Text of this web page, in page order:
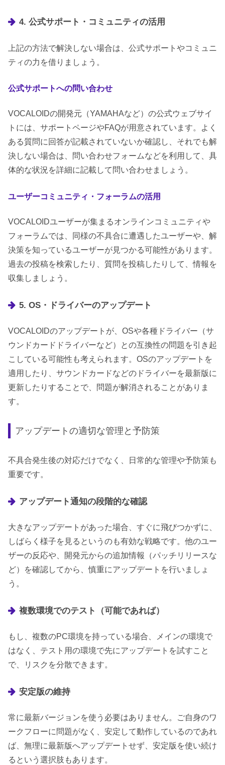
4. 公式サポート・コミュニティの活用
上記の方法で解決しない場合は、公式サポートやコミュニ
ティの力を借りましょう。
公式サポートへの問い合わせ
VOCALOIDの開発元（YAMAHAなど）の公式ウェブサイ
トには、サポートページやFAQが用意されています。よく
ある質問に回答が記載されていないか確認し、それでも解
決しない場合は、問い合わせフォームなどを利用して、具
体的な状況を詳細に記載して問い合わせましょう。
ユーザーコミュニティ・フォーラムの活用
VOCALOIDユーザーが集まるオンラインコミュニティや
フォーラムでは、同様の不具合に遭遇したユーザーや、解
決策を知っているユーザーが見つかる可能性があります。
過去の投稿を検索したり、質問を投稿したりして、情報を
収集しましょう。
5. OS・ドライバーのアップデート
VOCALOIDのアップデートが、OSや各種ドライバー（サ
ウンドカードドライバーなど）との互換性の問題を引き起
こしている可能性も考えられます。OSのアップデートを
適用したり、サウンドカードなどのドライバーを最新版に
更新したりすることで、問題が解消されることがありま
す。
アップデートの適切な管理と予防策
不具合発生後の対応だけでなく、日常的な管理や予防策も
重要です。
アップデート通知の段階的な確認
大きなアップデートがあった場合、すぐに飛びつかずに、
しばらく様子を見るというのも有効な戦略です。他のユー
ザーの反応や、開発元からの追加情報（パッチリリースな
ど）を確認してから、慎重にアップデートを行いましょ
う。
複数環境でのテスト（可能であれば）
もし、複数のPC環境を持っている場合、メインの環境で
はなく、テスト用の環境で先にアップデートを試すこと
で、リスクを分散できます。
安定版の維持
常に最新バージョンを使う必要はありません。ご自身のワ
ークフローに問題がなく、安定して動作しているのであれ
ば、無理に最新版へアップデートせず、安定版を使い続け
るという選択肢もあります。